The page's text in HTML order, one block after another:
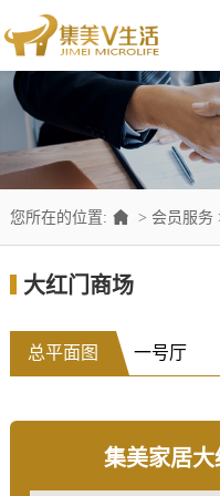
您所在的位置: > 会员服务
大红门商场
总平面图 一号厅
集美家居大